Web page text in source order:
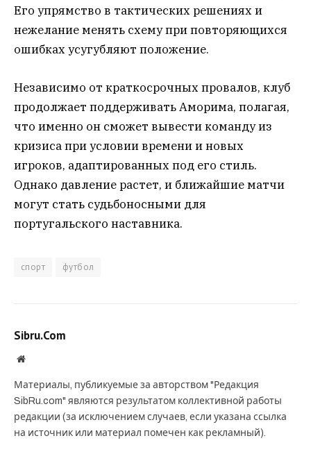
Его упрямство в тактических решениях и
нежелание менять схему при повторяющихся
ошибках усугубляют положение.
Независимо от краткосрочных провалов, клуб
продолжает поддерживать Аморима, полагая,
что именно он сможет вывести команду из
кризиса при условии времени и новых
игроков, адаптированных под его стиль.
Однако давление растет, и ближайшие матчи
могут стать судьбоносными для
португальского наставника.
спорт футбол
Sibru.Com
Website
Материалы, публикуемые за авторством "Редакция
SibRu.com" являются результатом коллективной работы
редакции (за исключением случаев, если указана ссылка
на источник или материал помечен как рекламный).